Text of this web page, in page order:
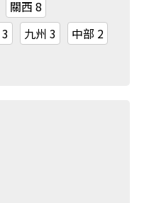
關西 8
3 九州 3 中部 2